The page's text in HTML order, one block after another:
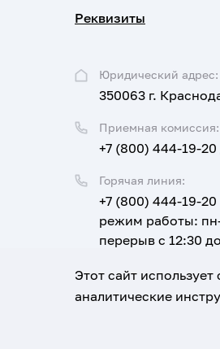
Реквизиты
Юридический адрес:
350063 г.
Приемная комиссия:
+7 (800) 444-19-20
Горячая линия:
+7 (800) 444-19-20
режим работы:
перерыв с 12:30
Email:
corpus@ksma.ru
Этот сайт
аналитические